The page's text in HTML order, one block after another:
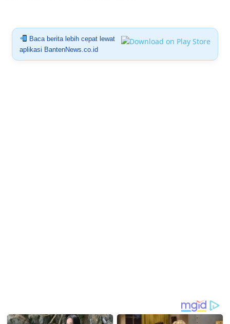
Baca berita lebih cepat lewat
aplikasi BantenNews.co.id